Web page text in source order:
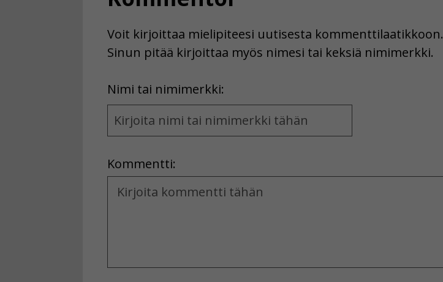
Voit kirjoittaa mielipiteesi uutisesta kommenttilaatikkoon.
Sinun pitää kirjoittaa myös nimesi tai keksiä nimimerkki.
Nimi tai nimimerkki:
Name
and
Kommentti:
Kommentti